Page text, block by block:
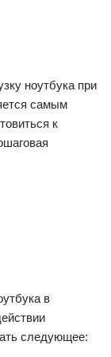
ноутбука при
самым
к
в
следующее: